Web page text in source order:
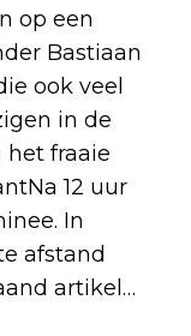
op een
Bastiaan
ook veel
in de
het fraaie
12 uur
In
afstand
artikel…